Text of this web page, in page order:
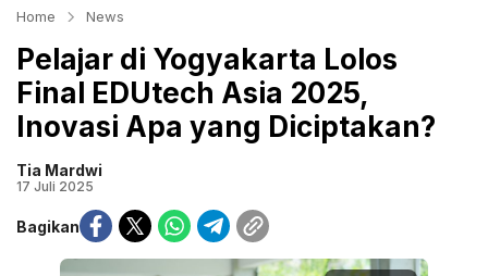
Home News
Pelajar di Yogyakarta Lolos
Final EDUtech Asia 2025,
Inovasi Apa yang Diciptakan?
Tia Mardwi
17 Juli 2025
Bagikan